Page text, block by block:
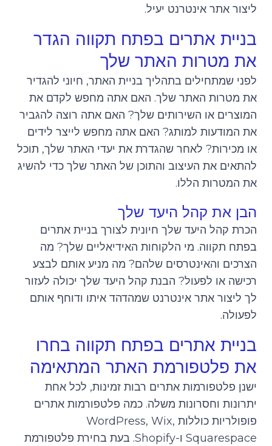
ליצור אתר אינטרנט יעיל.
בניית אתרים בפתח תקווה הגדר
את מטרות האתר שלך
לפני שמתחילים בתהליך בניית האתר, חיוני להגדיר
את מטרות האתר שלך. האם אתה מחפש לקדם את
המוצרים או השירותים שלך? האם אתה רוצה להגביר
את המודעות למותג? האם אתה מחפש לייצר לידים
או מכירות? לאחר שהגדרת את יעדי האתר שלך, תוכל
להתאים את העיצוב והתוכן של האתר שלך כדי להשיג
את המטרות הללו.
הבן את קהל היעד שלך
הכרת קהל היעד שלך חיונית לצורך בניית אתרים
בפתח תקווה. מי הלקוחות האידיאליים שלך? מה
הצרכים והאינטרסים שלהם? מה מניע אותם לבצע
רכישה או לפעול? הבנת קהל היעד שלך יכולה לעזור
לך ליצור אתר אינטרנט שמהדהד איתו ודוחף אותם
לפעולה.
בניית אתרים בפתח תקווה בחרו
את פלטפורמת האתר המתאימה
ישנן פלטפורמות אתרים רבות זמינות, לכל אחת
יתרונות וחסרונות משלה. כמה פלטפורמות אתרים
פופולריות כוללות WordPress, Wix,
Squarespace ו-Shopify. בעת בחירת פלטפורמת